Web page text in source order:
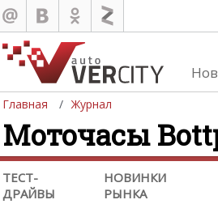
Главная Журнал
Моточасы
ТЕСТ-
ДРАЙВЫ
НОВИНКИ
РЫНКА
Обзоры
Тест-драйвы
Новинки рынка
Суперкары
Концепт-кары и прототипы
Обзоры мото экипировки